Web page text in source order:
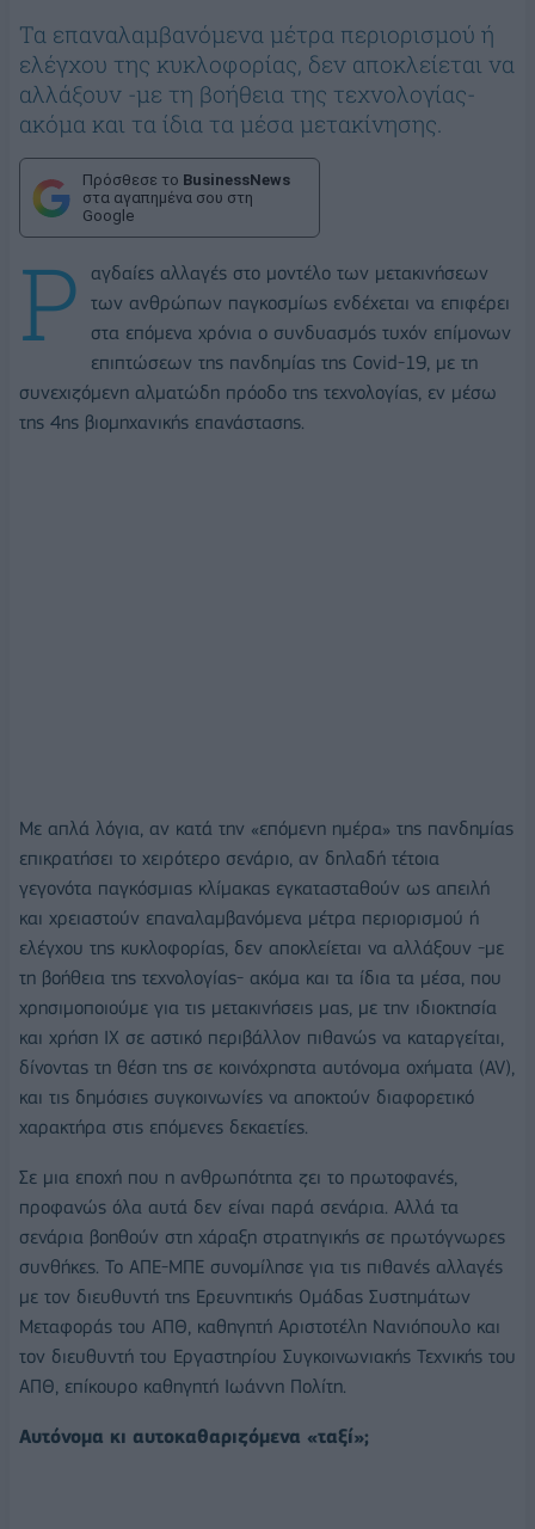
Τα επαναλαμβανόμενα μέτρα περιορισμού ή
ελέγχου της κυκλοφορίας, δεν αποκλείεται να
αλλάξουν -με τη βοήθεια της τεχνολογίας-
ακόμα και τα ίδια τα μέσα μετακίνησης.
Πρόσθεσε το BusinessNews
στα αγαπημένα σου στη
Google
Ρ
αγδαίες αλλαγές στο μοντέλο των μετακινήσεων
των ανθρώπων παγκοσμίως ενδέχεται να επιφέρει
στα επόμενα χρόνια ο συνδυασμός τυχόν επίμονων
επιπτώσεων της πανδημίας της Covid-19, με τη
συνεχιζόμενη αλματώδη πρόοδο της τεχνολογίας, εν μέσω
της 4ης βιομηχανικής επανάστασης.
Με απλά λόγια, αν κατά την «επόμενη ημέρα» της πανδημίας
επικρατήσει το χειρότερο σενάριο, αν δηλαδή τέτοια
γεγονότα παγκόσμιας κλίμακας εγκατασταθούν ως απειλή
και χρειαστούν επαναλαμβανόμενα μέτρα περιορισμού ή
ελέγχου της κυκλοφορίας, δεν αποκλείεται να αλλάξουν -με
τη βοήθεια της τεχνολογίας- ακόμα και τα ίδια τα μέσα, που
χρησιμοποιούμε για τις μετακινήσεις μας, με την ιδιοκτησία
και χρήση ΙΧ σε αστικό περιβάλλον πιθανώς να καταργείται,
δίνοντας τη θέση της σε κοινόχρηστα αυτόνομα οχήματα (AV),
και τις δημόσιες συγκοινωνίες να αποκτούν διαφορετικό
χαρακτήρα στις επόμενες δεκαετίες.
Σε μια εποχή που η ανθρωπότητα ζει το πρωτοφανές,
προφανώς όλα αυτά δεν είναι παρά σενάρια. Αλλά τα
σενάρια βοηθούν στη χάραξη στρατηγικής σε πρωτόγνωρες
συνθήκες. Το ΑΠΕ-ΜΠΕ συνομίλησε για τις πιθανές αλλαγές
με τον διευθυντή της Ερευνητικής Ομάδας Συστημάτων
Μεταφοράς του ΑΠΘ, καθηγητή Αριστοτέλη Νανιόπουλο και
τον διευθυντή του Εργαστηρίου Συγκοινωνιακής Τεχνικής του
ΑΠΘ, επίκουρο καθηγητή Ιωάννη Πολίτη.
Αυτόνομα κι αυτοκαθαριζόμενα «ταξί»;